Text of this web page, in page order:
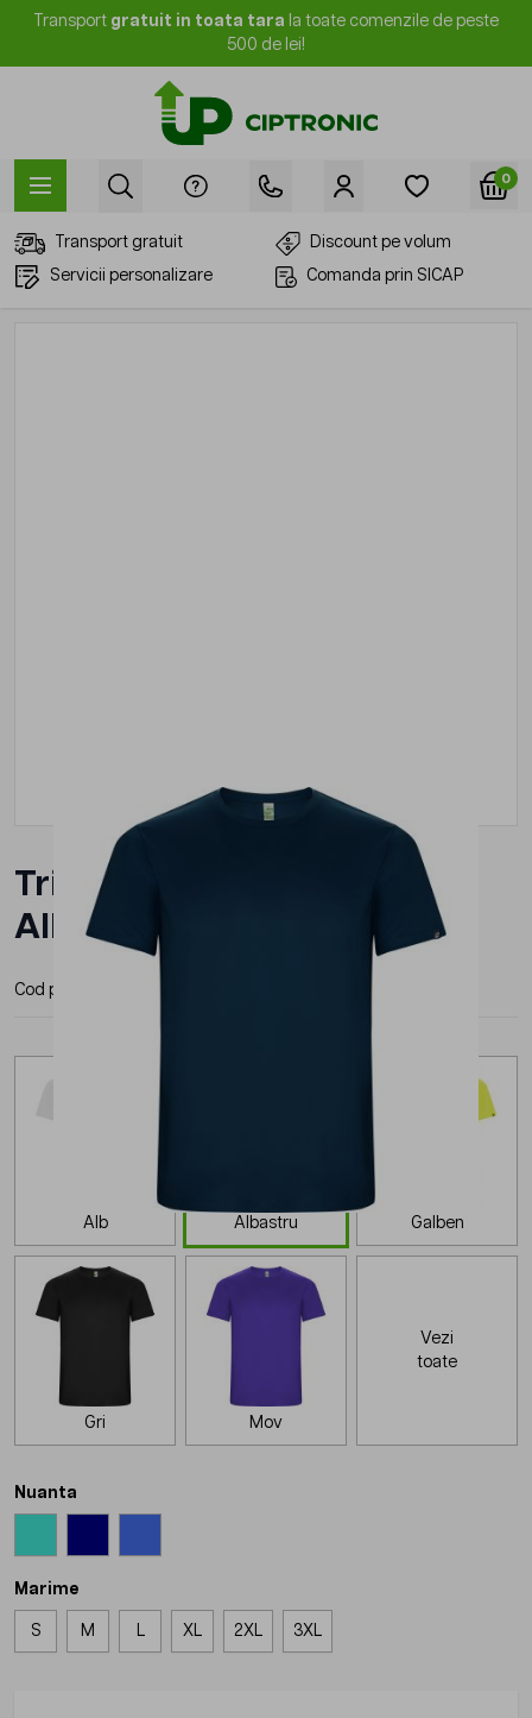
Mergi la Conținut
Transport gratuit in toata tara la toate comenzile de peste
500 de lei!
0
Transport gratuit
Discount pe volum
Servicii personalizare
Comanda prin SICAP
Tricou Roly Imola Barbat
Albastru
Cod produs:
Alb Albastru Galben
Gri Mov
Vezi
toate
Nuanta
Marime
S M XL 2XL 3XL